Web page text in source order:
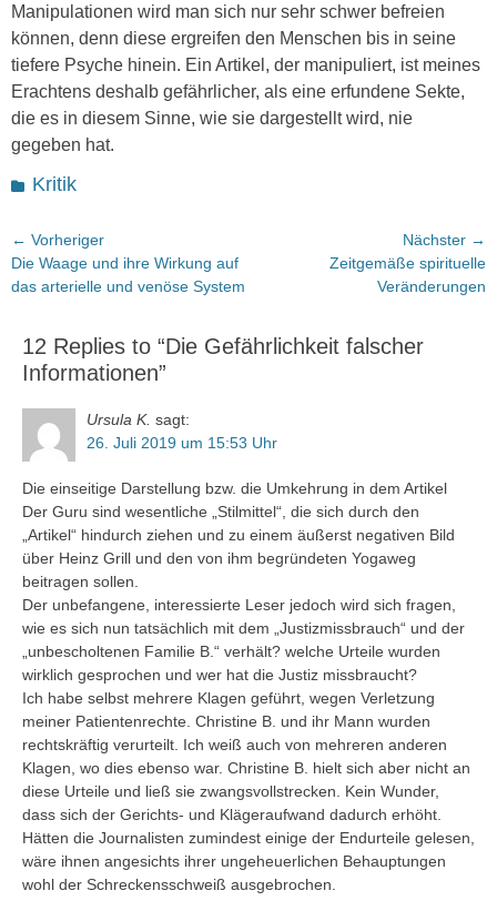
Manipulationen wird man sich nur sehr schwer befreien
können, denn diese ergreifen den Menschen bis in seine
tiefere Psyche hinein. Ein Artikel, der manipuliert, ist meines
Erachtens deshalb gefährlicher, als eine erfundene Sekte,
die es in diesem Sinne, wie sie dargestellt wird, nie
gegeben hat.
Kategorien
Kritik
Beitragsnavigation
← Vorheriger
Vorheriger
Beitrag:
Die Waage und ihre Wirkung auf
das arterielle und venöse System
Nächster →
Zeitgemäße spirituelle
Veränderungen
12 Replies to “Die Gefährlichkeit falscher
Informationen”
Ursula K. sagt:
26. Juli 2019 um 15:53 Uhr
Die einseitige Darstellung bzw. die Umkehrung in dem Artikel
Der Guru sind wesentliche „Stilmittel“, die sich durch den
„Artikel“ hindurch ziehen und zu einem äußerst negativen Bild
über Heinz Grill und den von ihm begründeten Yogaweg
beitragen sollen.
Der unbefangene, interessierte Leser jedoch wird sich fragen,
wie es sich nun tatsächlich mit dem „Justizmissbrauch“ und der
„unbescholtenen Familie B.“ verhält? welche Urteile wurden
wirklich gesprochen und wer hat die Justiz missbraucht?
Ich habe selbst mehrere Klagen geführt, wegen Verletzung
meiner Patientenrechte. Christine B. und ihr Mann wurden
rechtskräftig verurteilt. Ich weiß auch von mehreren anderen
Klagen, wo dies ebenso war. Christine B. hielt sich aber nicht an
diese Urteile und ließ sie zwangsvollstrecken. Kein Wunder,
dass sich der Gerichts- und Klägeraufwand dadurch erhöht.
Hätten die Journalisten zumindest einige der Endurteile gelesen,
wäre ihnen angesichts ihrer ungeheuerlichen Behauptungen
wohl der Schreckensschweiß ausgebrochen.